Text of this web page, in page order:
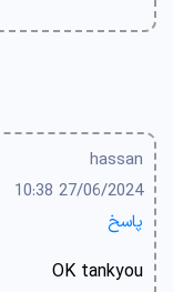
hassan
27/06/2024 10:38
پاسخ
OK tankyou